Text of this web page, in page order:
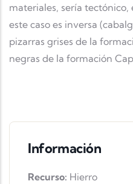
materiales, sería
este caso es inversa
pizarras grises de la
negras de la formación
Información
Recurso: Hierro